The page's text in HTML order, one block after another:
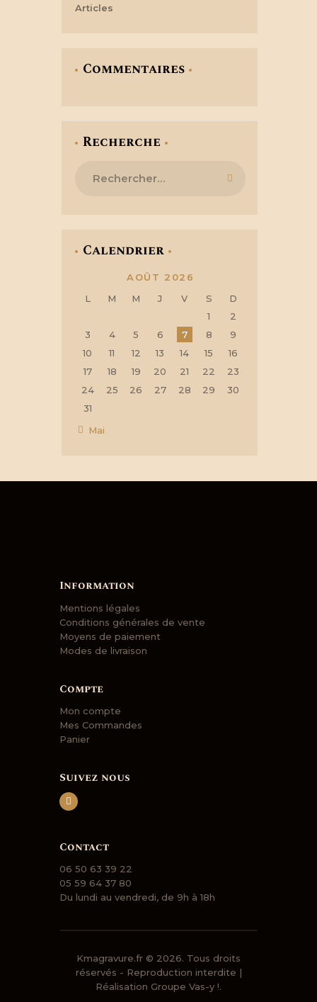
Articles
Commentaires
Recherche
Calendrier
AOÛT 2026
L
M M J V S
D
1
2
3
4 5 6 7 8
9
10
11 12 13 14 15
16
17
18 19 20 21 22
23
24
25 26 27 28 29
30
31
« Mai
Information
Mentions légales
Conditions générales de vente
Moyens de paiement
Modes de livraison
Compte
Mon compte
Mes Commandes
Panier
Suivez nous
Contact
06 50 63 39 22
05 59 64 37 80
Du lundi au vendredi, de 9h à 18h
Kmagravure.fr © 2026. Tous droits
réservés - Reproduction interdite |
Réalisation Groupe Vas-y !.